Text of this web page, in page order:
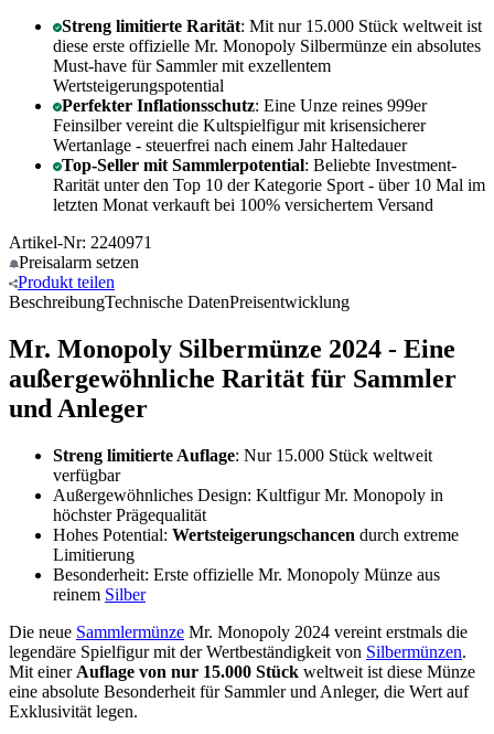
Streng limitierte Rarität: Mit nur 15.000 Stück weltweit ist
diese erste offizielle Mr. Monopoly Silbermünze ein absolutes
Must-have für Sammler mit exzellentem
Wertsteigerungspotential
Perfekter Inflationsschutz: Eine Unze reines 999er
Feinsilber vereint die Kultspielfigur mit krisensicherer
Wertanlage - steuerfrei nach einem Jahr Haltedauer
Top-Seller mit Sammlerpotential: Beliebte Investment-
Rarität unter den Top 10 der Kategorie Sport - über 10 Mal im
letzten Monat verkauft bei 100% versichertem Versand
Artikel-Nr: 2240971
Preisalarm setzen
Produkt teilen
BeschreibungTechnische DatenPreisentwicklung
Mr. Monopoly Silbermünze 2024 - Eine
außergewöhnliche Rarität für Sammler
und Anleger
Streng limitierte Auflage: Nur 15.000 Stück weltweit
verfügbar
Außergewöhnliches Design: Kultfigur Mr. Monopoly in
höchster Prägequalität
Hohes Potential: Wertsteigerungschancen durch extreme
Limitierung
Besonderheit: Erste offizielle Mr. Monopoly Münze aus
reinem Silber
Die neue Sammlermünze Mr. Monopoly 2024 vereint erstmals die
legendäre Spielfigur mit der Wertbeständigkeit von Silbermünzen.
Mit einer Auflage von nur 15.000 Stück weltweit ist diese Münze
eine absolute Besonderheit für Sammler und Anleger, die Wert auf
Exklusivität legen.